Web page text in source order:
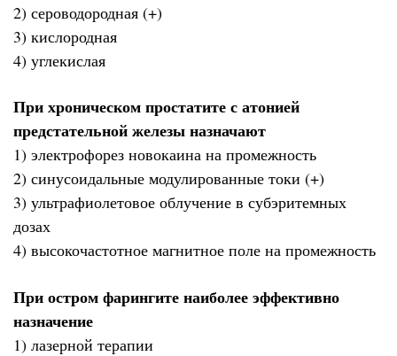
2) сероводородная (+)
3) кислородная
4) углекислая
При хроническом простатите с атонией
предстательной железы назначают
1) электрофорез новокаина на промежность
2) синусоидальные модулированные токи (+)
3) ультрафиолетовое облучение в субэритемных
дозах
4) высокочастотное магнитное поле на промежность
При остром фарингите наиболее эффективно
назначение
1) лазерной терапии